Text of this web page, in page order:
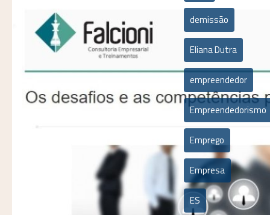
demissão
Eliana Dutra
empreendedor
Empreendedorismo
Emprego
Empresa
ES